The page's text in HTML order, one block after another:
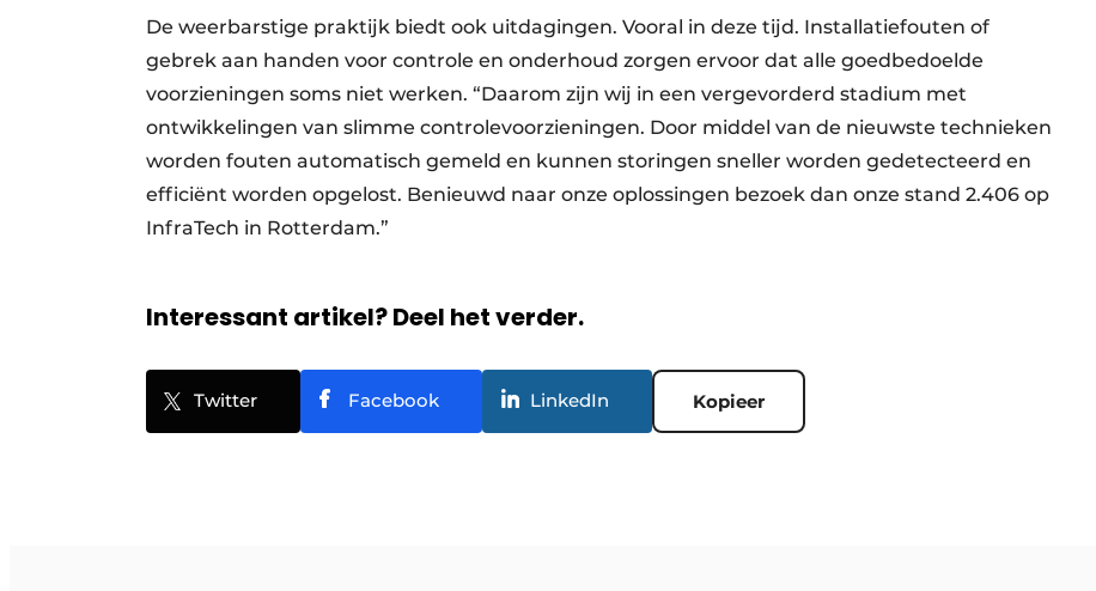
De weerbarstige praktijk biedt ook uitdagingen. Vooral in deze tijd. Installatiefouten of
gebrek aan handen voor controle en onderhoud zorgen ervoor dat alle goedbedoelde
voorzieningen soms niet werken. “Daarom zijn wij in een vergevorderd stadium met
ontwikkelingen van slimme controlevoorzieningen. Door middel van de nieuwste technieken
worden fouten automatisch gemeld en kunnen storingen sneller worden gedetecteerd en
efficiënt worden opgelost. Benieuwd naar onze oplossingen bezoek dan onze stand 2.406 op
InfraTech in Rotterdam.”
Interessant artikel? Deel het verder.
Twitter Facebook LinkedIn Kopieer